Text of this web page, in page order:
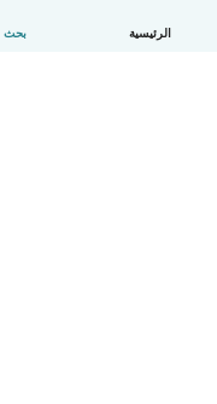
الرئيسية بحث